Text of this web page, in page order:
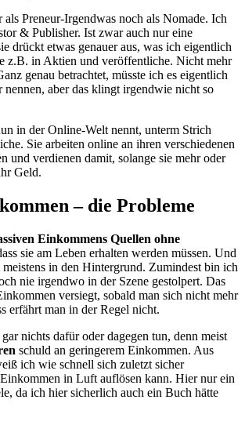
als Preneur-Irgendwas noch als Nomade. Ich
& Publisher. Ist zwar auch nur eine
drückt etwas genauer aus, was ich eigentlich
z.B. in Aktien und veröffentliche. Nicht mehr
genau betrachtet, müsste ich es eigentlich
aber das klingt irgendwie nicht so
in der Online-Welt nennt, unterm Strich
Sie arbeiten online an ihren verschiedenen
und verdienen damit, solange sie mehr oder
Geld.
– die Probleme
Einkommens Quellen ohne
sie am Leben erhalten werden müssen. Und
meistens in den Hintergrund. Zumindest bin ich
nie irgendwo in der Szene gestolpert. Das
versiegt, sobald man sich nicht mehr
erfährt man in der Regel nicht.
nichts dafür oder dagegen tun, denn meist
schuld an geringerem Einkommen. Aus
ich wie schnell sich zuletzt sicher
Einkommen in Luft auflösen kann. Hier nur ein
da ich hier sicherlich auch ein Buch hätte